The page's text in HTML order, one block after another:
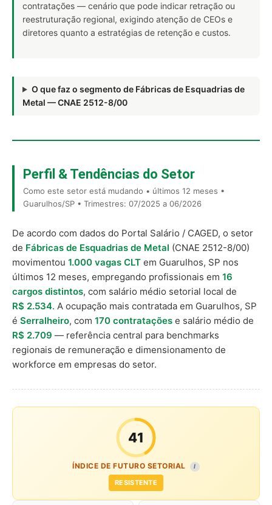
contratações — cenário que pode indicar retração ou
reestruturação regional, exigindo atenção de CEOs e
diretores quanto a estratégias de retenção e custos.
O que faz o segmento de Fábricas de Esquadrias de
Metal — CNAE 2512-8/00
Perfil & Tendências do Setor
Como este setor está mudando • últimos 12 meses •
Guarulhos/SP • Trimestres: 07/2025 a 06/2026
De acordo com dados do Portal Salário / CAGED, o setor
de Fábricas de Esquadrias de Metal (CNAE 2512-8/00)
movimentou 1.000 vagas CLT em Guarulhos, SP nos
últimos 12 meses, empregando profissionais em 16
cargos distintos, com salário médio setorial local de
R$ 2.534. A ocupação mais contratada em Guarulhos, SP
é Serralheiro, com 170 contratações e salário médio de
R$ 2.709 — referência central para benchmarks
regionais de remuneração e dimensionamento de
workforce em empresas do setor.
41
ÍNDICE DE FUTURO SETORIAL I
RESISTENTE